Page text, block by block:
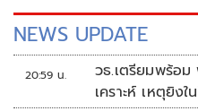
NEWS UPDATE
20:59 น.
วธ.เตรียมพร้อม
เคราะห์ เหตุยิงใ